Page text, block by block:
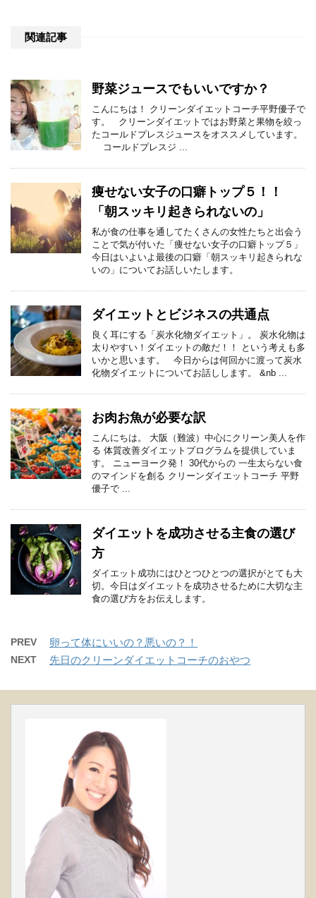
関連記事
野菜ジュースでもいいですか？
こんにちは！ クリーンダイエットコーチ平野優子で
す。 クリーンダイエットではお野菜と果物を絞っ
たコールドプレスジュースをオススメしています。
コールドプレスジ ...
痩せない女子の口癖トップ５！！
「朝スッキリ起きられないの」
私が食の仕事を通してたくさんの女性たちと出会う
ことで気が付いた「痩せない女子の口癖トップ５」
今日はいよいよ最後の口癖「朝スッキリ起きられな
いの」についてお話しいたします。
ダイエットとビジネスの共通点
良く耳にする「炭水化物ダイエット」。 炭水化物は
太りやすい！ダイエットの敵だ！！ という考えも多
いかと思います。 今日からは何回かに渡って炭水
化物ダイエットについてお話しします。 &nb ...
お肉お魚が必要な訳
こんにちは。 大阪（難波）中心にクリーン美人を作
る 体質改善ダイエットプログラムを提供していま
す。 ニューヨーク発！ 30代からの 一生太らない食
のマインドを創る クリーンダイエットコーチ 平野
優子で ...
ダイエットを成功させる主食の選び
方
ダイエット成功にはひとつひとつの選択がとても大
切。今日はダイエットを成功させるために大切な主
食の選び方をお伝えします。
PREV 卵って体にいいの？悪いの？！
NEXT 先日のクリーンダイエットコーチのおやつ